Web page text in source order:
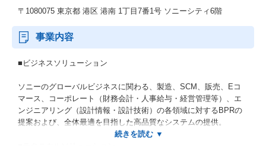
〒1080075 東京都 港区 港南 1丁目7番1号 ソニーシティ6階
事業内容
■ビジネスソリューション
ソニーのグローバルビジネスに関わる、製造、SCM、販売、Eコ
マース、コーポレート（財務会計・人事給与・経営管理等）、エ
ンジニアリング（設計情報・設計技術）の各領域に対するBPRの
提案および、全体最適を目指した高品質なシステムの提供。